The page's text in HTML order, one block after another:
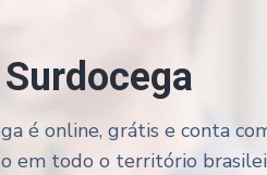
é online, grátis e conta
em todo o território